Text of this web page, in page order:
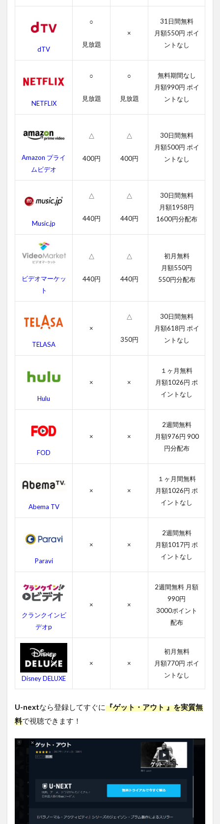
動画
ト
のあ
ゲッ
ト・
ト
の作
品情
4.1
ト・
アウ
トの
感想
ゲッ
ト・
キャ
ス
吹き
替え
4.3
ト・
アウ
スタ
ッフ
4.4
ゲッ
アウ
作品
ゲッ
アウ
視聴
する
方法
まと
dTV
○
見放題
×
31日間無料
月額550円 ポイ
ントなし
NETFLIX
○
見放題
○
見放題
無料期間なし
月額990円 ポイ
ントなし
Amazon プライ
ムビデオ
△
400円
△
400円
30日間無料
月額500円 ポイ
ントなし
Music.jp
△
440円
△
440円
30日間無料
月額1958円
1600円分配布
ビデオマーケッ
ト
△
440円
△
440円
初月無料
月額550円
550円分配布
TELASA
×
△
350円
30日間無料
月額618円 ポイ
ントなし
Hulu
× ×
１ヶ月無料
月額1026円 ポ
イントなし
FOD
× ×
2週間無料
月額976円 900
円分配布
Abema TV
× ×
１ヶ月間無料
月額1026円 ポ
イントなし
Paravi
× ×
2週間無料
月額1017円 ポ
イントなし
クランクインビ
デオp
× ×
2週間無料 月額
990円
3000ポイント
配布
Disney DELUXE
× ×
初月無料
月額770円 ポイ
ントなし
U-nextなら登録してすぐに『ゲット・アウト 』を実質無
料で視聴できます！